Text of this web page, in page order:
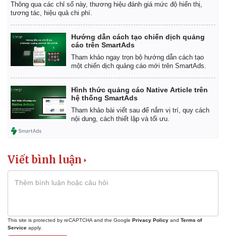
Kinh tế
Thông qua các chỉ số này, thương hiệu đánh giá mức độ hiển thị,
tương tác, hiệu quả chi phí.
Hướng dẫn cách tạo chiến dịch quảng
cáo trên SmartAds
Tham khảo ngay trọn bộ hướng dẫn cách tạo
một chiến dịch quảng cáo mới trên SmartAds.
Hình thức quảng cáo Native Article trên
hệ thống SmartAds
Tham khảo bài viết sau để nắm vị trí, quy cách
nội dung, cách thiết lập và tối ưu.
Viết bình luận
This site is protected by reCAPTCHA and the Google Privacy Policy and Terms of
Service apply.